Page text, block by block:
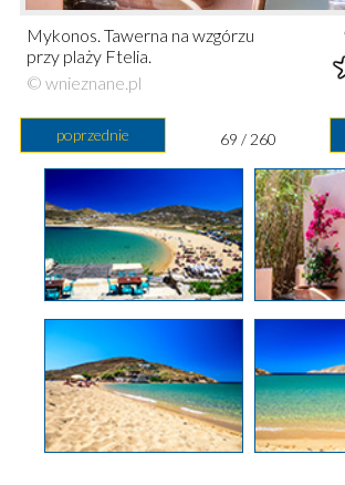
Mykonos. Tawerna na wzgórzu
przy plaży Ftelia.
© wnieznane.pl
poprzednie 69 / 260